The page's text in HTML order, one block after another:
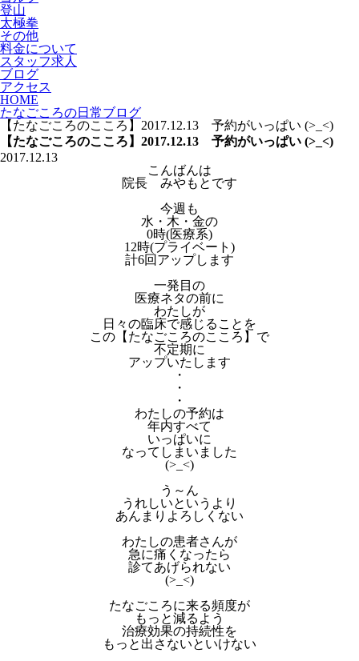
登山
太極拳
その他
料金について
スタッフ求人
ブログ
アクセス
HOME
たなごころの日常ブログ
【たなごころのこころ】2017.12.13 予約がいっぱい (>_<)
【たなごころのこころ】2017.12.13 予約がいっぱい (>_<)
2017.12.13
こんばんは
院長 みやもとです
今週も
水・木・金の
0時(医療系)
12時(プライベート)
計6回アップします
一発目の
医療ネタの前に
わたしが
日々の臨床で感じることを
この【たなごころのこころ】で
不定期に
アップいたします
・
・
・
わたしの予約は
年内すべて
いっぱいに
なってしまいました
(>_<)
う～ん
うれしいというより
あんまりよろしくない
わたしの患者さんが
急に痛くなったら
診てあげられない
(>_<)
たなごころに来る頻度が
もっと減るよう
治療効果の持続性を
もっと出さないといけない